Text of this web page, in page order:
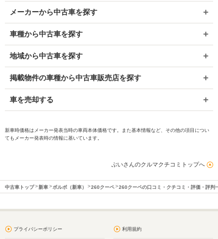
メーカーから中古車を探す
車種から中古車を探す
地域から中古車を探す
掲載物件の車種から中古車販売店を探す
車を売却する
新車時価格はメーカー発表当時の車両本体価格です。また基本情報など、その他の項目につい
てもメーカー発表時の情報に基いています。
ぶいさんのクルマクチコミトップへ
中古車トップ 新車 ボルボ（新車） 260クーペ 260クーペの口コミ・クチコミ・評価・評判
プライバシーポリシー 利用規約